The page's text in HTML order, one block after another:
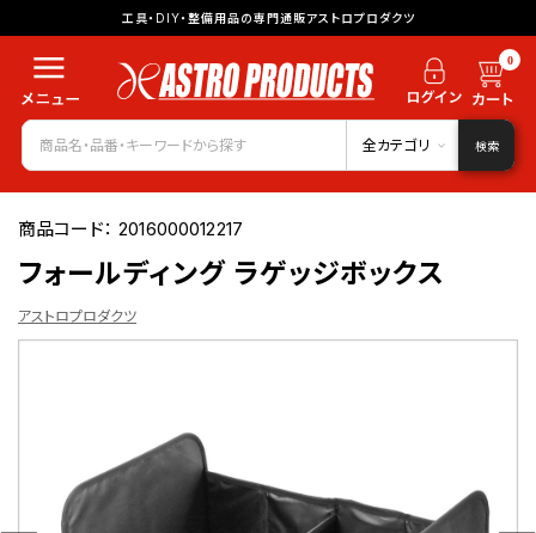
工具・DIY・整備用品の専門通販アストロプロダクツ
0
全カテゴリ 検索
商品コード：2016000012217
フォールディング ラゲッジボックス
アストロプロダクツ